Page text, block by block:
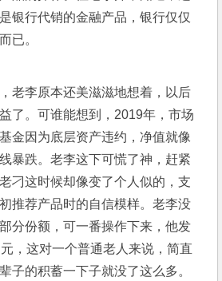
银行代销的金融产品，银行仅仅
已。
老李原本还美滋滋地想着，以后
了。可谁能想到，2019年，市场
金因为底层资产违约，净值就像
暴跌。老李这下可慌了神，赶紧
刁这时候却像变了个人似的，支
推荐产品时的自信模样。老李没
分份额，可一番操作下来，他发
，这对一个普通老人来说，简直
子的积蓄一下子就没了这么多。